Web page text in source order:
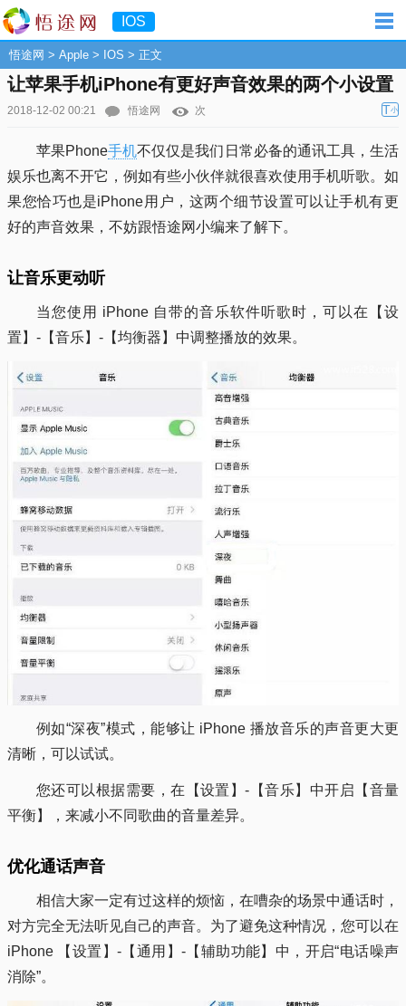
IOS
悟途网 > Apple > IOS > 正文
让苹果手机iPhone有更好声音效果的两个小设置
2018-12-02 00:21 悟途网 次 T小
苹果Phone手机不仅仅是我们日常必备的通讯工具，生活
娱乐也离不开它，例如有些小伙伴就很喜欢使用手机听歌。如
果您恰巧也是iPhone用户，这两个细节设置可以让手机有更
好的声音效果，不妨跟悟途网小编来了解下。
让音乐更动听
当您使用 iPhone 自带的音乐软件听歌时，可以在【设
置】-【音乐】-【均衡器】中调整播放的效果。
例如“深夜”模式，能够让 iPhone 播放音乐的声音更大更
清晰，可以试试。
您还可以根据需要，在【设置】-【音乐】中开启【音量
平衡】，来减小不同歌曲的音量差异。
优化通话声音
相信大家一定有过这样的烦恼，在嘈杂的场景中通话时，
对方完全无法听见自己的声音。为了避免这种情况，您可以在
iPhone 【设置】-【通用】-【辅助功能】中，开启“电话噪声
消除”。